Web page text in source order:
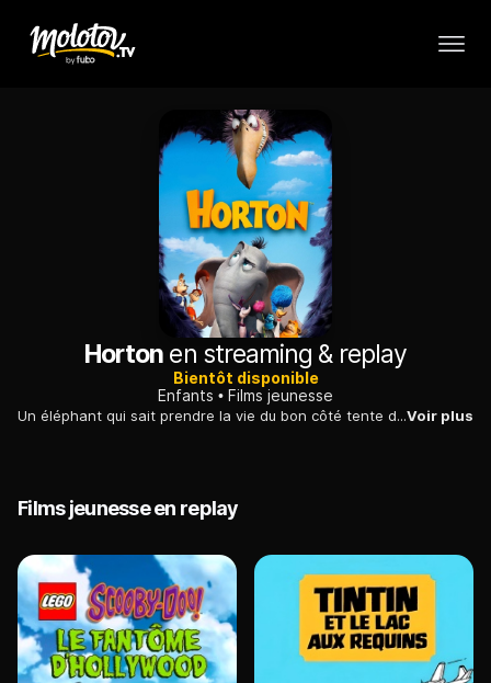
Horton en streaming & replay
Bientôt disponible
Enfants
Films jeunesse
Un éléphant qui sait prendre la vie du bon côté tente de venir en aide aux habitants microscopiques d'un grain de poussière. Mais tout le monde le croit fou.Voir plus
Films jeunesse en replay